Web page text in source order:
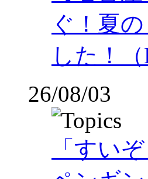
ぐ！夏
した！
26/08/03
「すい